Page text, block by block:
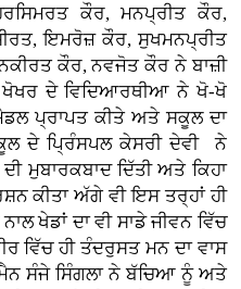
ਕੌਰ, ਮਨਪ੍ਰੀਤ ਕੌਰ,
ਇਮਰੋਜ਼ ਕੌਰ, ਸੁਖਮਨਪ੍ਰੀਤ
ਕੌਰ, ਨਵਜੋਤ ਕੌਰ ਨੇ ਬਾਜ਼ੀ
ਦੇ ਵਿਦਿਆਰਥੀਆ ਨੇ ਖੋ-ਖੋ
ਪ੍ਰਾਪਤ ਕੀਤੇ ਅਤੇ ਸਕੂਲ ਦਾ
ਦੇ ਪ੍ਰਿੰਸਪਲ ਕੇਸਰੀ ਦੇਵੀ ਨੇ
ਮੁਬਾਰਕਬਾਦ ਦਿੱਤੀ ਅਤੇ ਕਿਹਾ
ਕੀਤਾ ਅੱਗੇ ਵੀ ਇਸ ਤਰ੍ਹਾਂ ਹੀ
ਖੇਡਾਂ ਦਾ ਵੀ ਸਾਡੇ ਜੀਵਨ ਵਿੱਚ
ਵਿੱਚ ਹੀ ਤੰਦਰੁਸਤ ਮਨ ਦਾ ਵਾਸ
ਸੰਜੇ ਸਿੰਗਲਾ ਨੇ ਬੱਚਿਆ ਨੂੰ ਅਤੇ